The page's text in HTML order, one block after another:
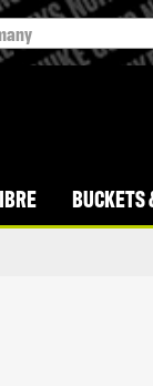
BUCKETS